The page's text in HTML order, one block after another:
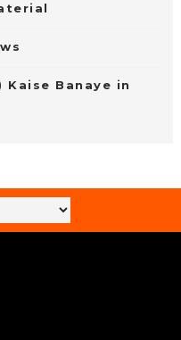
Banaye in